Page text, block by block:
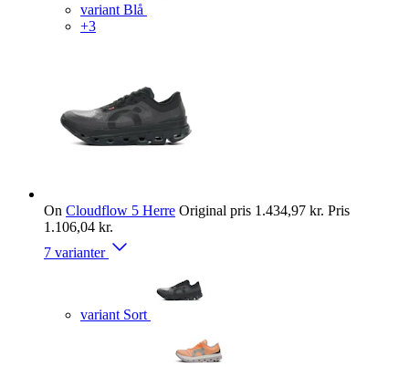
variant Blå
+3
On Cloudflow 5 Herre Original pris 1.434,97 kr. Pris
1.106,04 kr.
7 varianter
variant Sort